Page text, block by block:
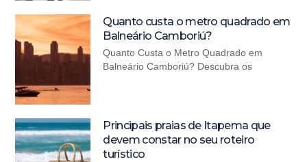
Quanto custa o metro quadrado em
Balneário Camboriú?
Quanto Custa o Metro Quadrado em
Balneário Camboriú? Descubra os
Principais praias de Itapema que
devem constar no seu roteiro
turístico